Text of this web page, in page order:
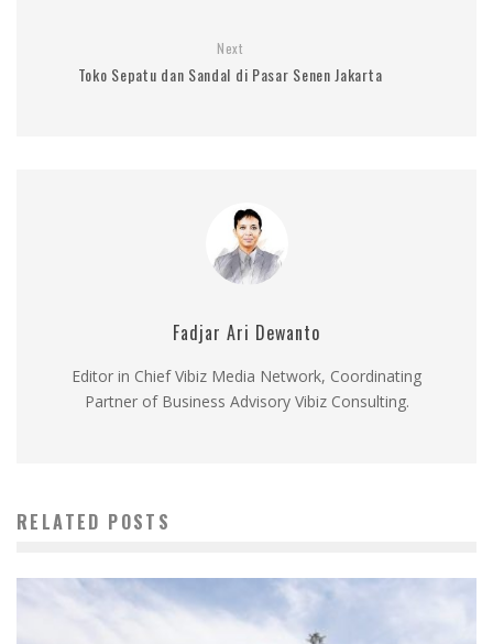
Next
Toko Sepatu dan Sandal di Pasar Senen Jakarta
Fadjar Ari Dewanto
Editor in Chief Vibiz Media Network, Coordinating
Partner of Business Advisory Vibiz Consulting.
RELATED POSTS